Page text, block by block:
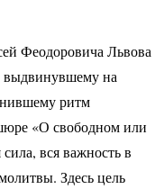
Феодоровича Львова
выдвинувшему на
ритм
«О свободном или
вся важность в
Здесь цель